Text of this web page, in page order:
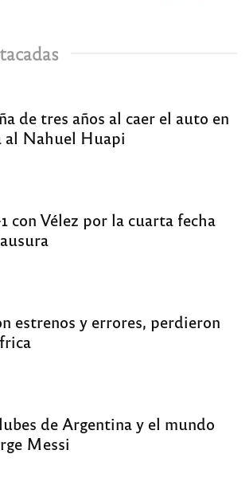
de tres años al caer el auto en
al Nahuel Huapi
con Vélez por la cuarta fecha
estrenos y errores, perdieron
de Argentina y el mundo
Messi